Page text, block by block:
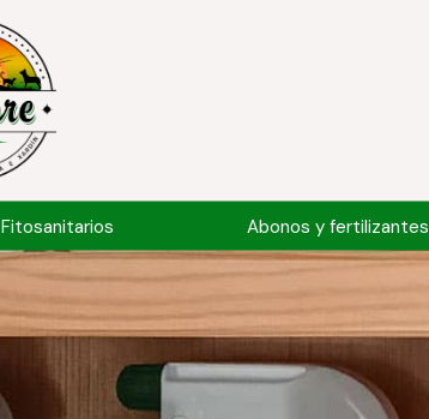
Fitosanitarios Abonos y fertilizantes